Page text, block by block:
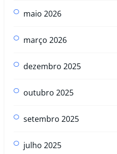
maio 2026
março 2026
dezembro 2025
outubro 2025
setembro 2025
julho 2025